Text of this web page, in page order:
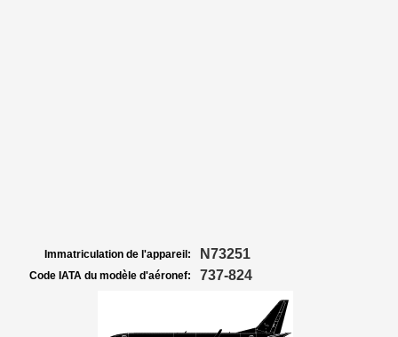
Immatriculation de l'appareil: N73251
Code IATA du modèle d'aéronef: 737-824